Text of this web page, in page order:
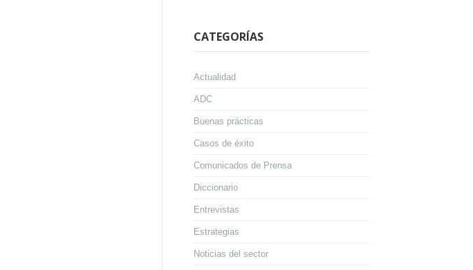
CATEGORÍAS
Actualidad
ADC
Buenas prácticas
Casos de éxito
Comunicados de Prensa
Diccionario
Entrevistas
Estrategias
Noticias del sector